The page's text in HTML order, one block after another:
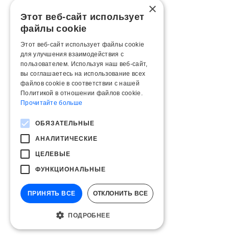
×
Этот веб-сайт использует
файлы cookie
Этот веб-сайт использует файлы cookie
для улучшения взаимодействия с
пользователем. Используя наш веб-сайт,
вы соглашаетесь на использование всех
файлов cookie в соответствии с нашей
Политикой в ​​отношении файлов cookie.
Прочитайте больше
ОБЯЗАТЕЛЬНЫЕ
АНАЛИТИЧЕСКИЕ
ЦЕЛЕВЫЕ
ФУНКЦИОНАЛЬНЫЕ
ПРИНЯТЬ ВСЕ ОТКЛОНИТЬ ВСЕ
ПОДРОБНЕЕ